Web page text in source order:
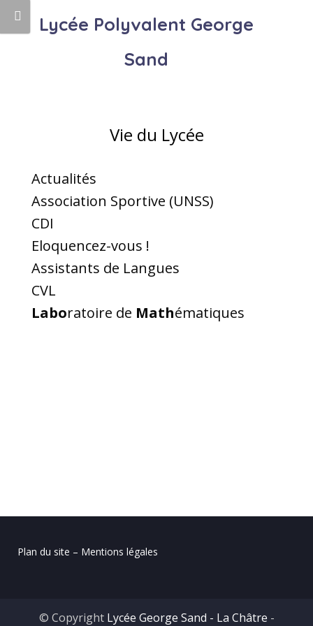
Lycée Polyvalent George
Sand
Vie du Lycée
Actualités
Association Sportive (UNSS)
CDI
Eloquencez-vous !
Assistants de Langues
CVL
Laboratoire de Mathématiques
Plan du site – Mentions légales
© Copyright Lycée George Sand - La Châtre -